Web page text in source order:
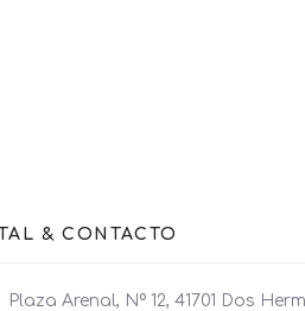
& CONTACTO
Plaza Arenal, Nº 12, 41701 Dos